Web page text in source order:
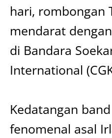
hari, rombongan
mendarat
di Bandara
International
Kedatangan
fenomenal asal